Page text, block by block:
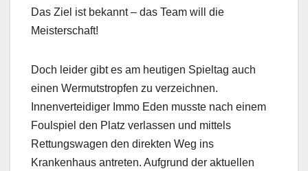
Das Ziel ist bekannt – das Team will die
Meisterschaft!
Doch leider gibt es am heutigen Spieltag auch
einen Wermutstropfen zu verzeichnen.
Innenverteidiger Immo Eden musste nach einem
Foulspiel den Platz verlassen und mittels
Rettungswagen den direkten Weg ins
Krankenhaus antreten. Aufgrund der aktuellen